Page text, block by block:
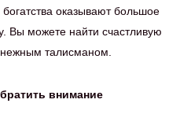
оказывают большое
Вы можете найти счастливую
талисманом.
внимание